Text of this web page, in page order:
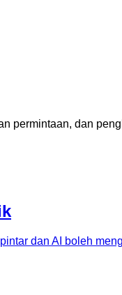
permintaan, dan
dan AI boleh